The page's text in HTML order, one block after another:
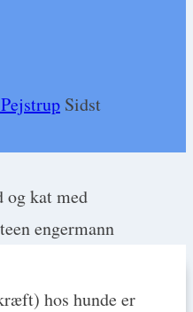
Sidst
hos hunde er